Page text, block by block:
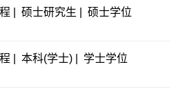
| 硕士研究生 | 硕士学位
| 本科(学士) | 学士学位